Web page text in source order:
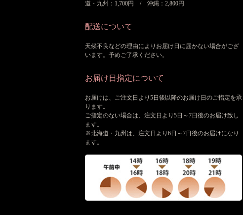
道・九州：1,700円 / 沖縄：2,800円
配送について
天候不良などの理由によりお届け日に届かない場合がござ
います。予めご了承ください。
お届け日指定について
お届けは、ご注文日より5日後以降のお届け日のご指定を承
ります。
ご指定のない場合は、注文日より5日～7日後のお届け致し
ます。
※北海道・九州は、注文日より6日～7日後のお届けになり
ます。